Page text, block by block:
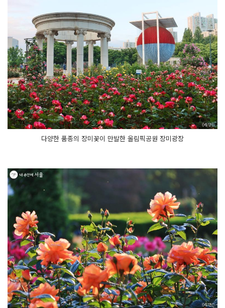
다양한 품종의 장미꽃이 만발한 올림픽공원 장미광장